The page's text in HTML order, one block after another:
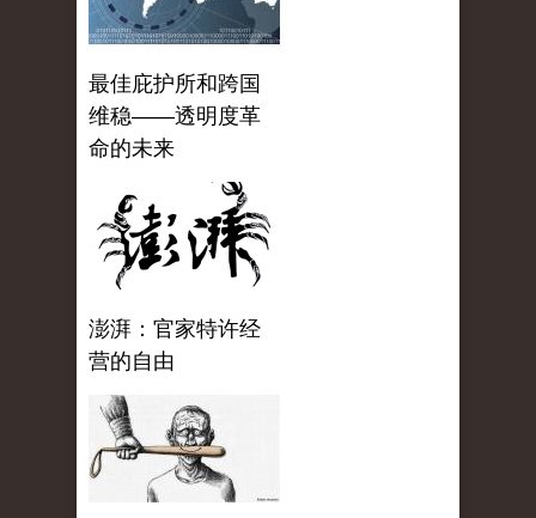
最佳庇护所和跨国
维稳——透明度革
命的未来
澎湃：官家特许经
营的自由